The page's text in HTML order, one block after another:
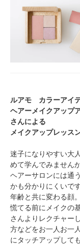
ルアモ カラーアイ
ヘアーメイクアップ
さんによる
メイクアップレッス
迷子になりやすい大
めて学んでみません
ヘアーサロンには通
かも分かりにくいで
年齢と共に変わる顔
慌てる前にメイクの
さんよりレクチャー
方などをお一人お一
にタッチアップして